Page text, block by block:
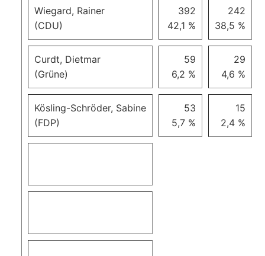
Wiegard, Rainer
(CDU)
392
42,1 %
242
38,5 %
Curdt, Dietmar
(Grüne)
59
6,2 %
29
4,6 %
Kösling-Schröder, Sabine
(FDP)
53
5,7 %
15
2,4 %